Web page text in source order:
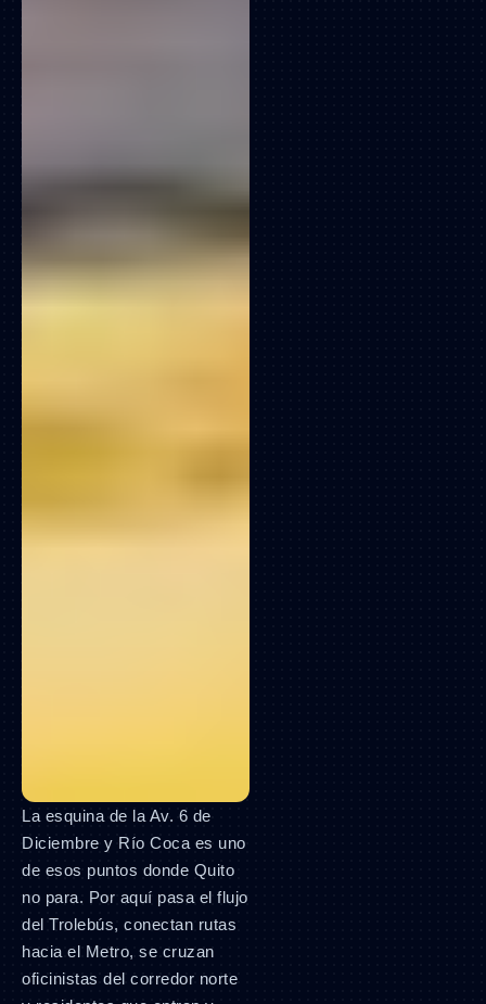
La esquina de la Av. 6 de
Diciembre y Río Coca es uno
de esos puntos donde Quito
no para. Por aquí pasa el flujo
del Trolebús, conectan rutas
hacia el Metro, se cruzan
oficinistas del corredor norte